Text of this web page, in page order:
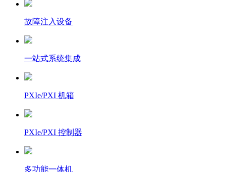
故障注入设备
一站式系统集成
PXIe/PXI 机箱
PXIe/PXI 控制器
多功能一体机